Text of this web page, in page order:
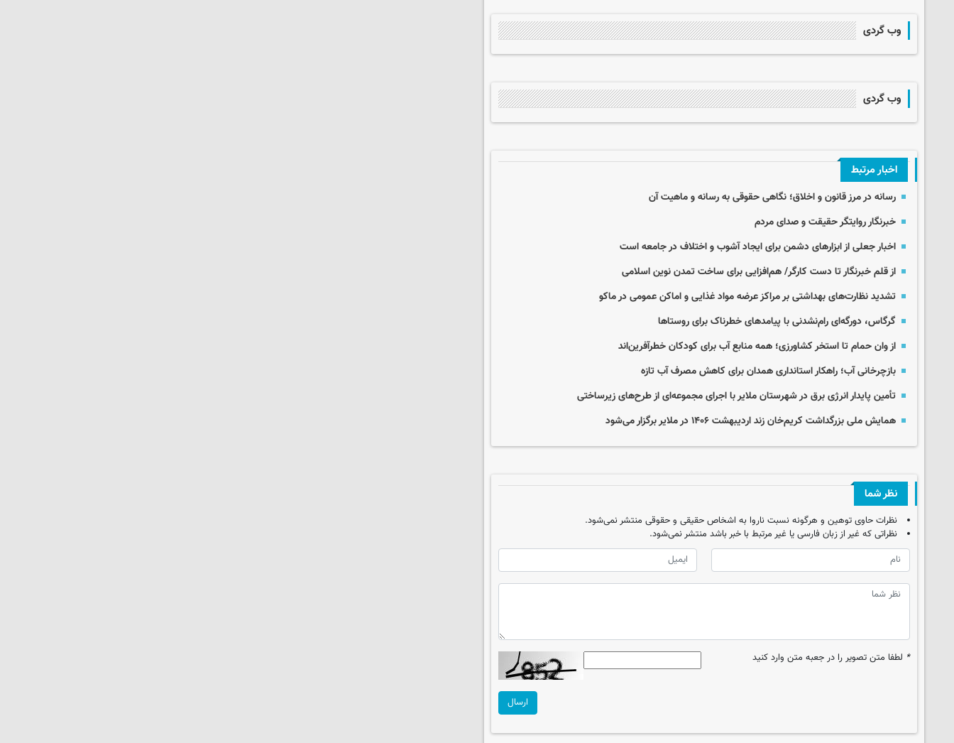
وب گردی
وب گردی
اخبار مرتبط
رسانه در مرز قانون و اخلاق؛ نگاهی حقوقی به رسانه و ماهیت آن
خبرنگار روایتگر حقیقت و صدای مردم
اخبار جعلی از ابزارهای دشمن برای ایجاد آشوب و اختلاف در جامعه است
از قلم خبرنگار تا دست کارگر/ هم‌افزایی برای ساخت تمدن نوین اسلامی
تشدید نظارت‌های بهداشتی بر مراکز عرضه مواد غذایی و اماکن عمومی در ماکو
گرگاس، دورگه‌ای رام‌نشدنی با پیامدهای خطرناک برای روستاها
از وان حمام تا استخر کشاورزی؛ همه منابع آب برای کودکان خطرآفرین‌اند
بازچرخانی آب؛ راهکار استانداری همدان برای کاهش مصرف آب تازه
تأمین پایدار انرژی برق در شهرستان ملایر با اجرای مجموعه‌ای از طرح‌های زیرساختی
همایش ملی بزرگداشت کریم‌خان زند اردیبهشت ۱۴۰۶ در ملایر برگزار می‌شود
نظر شما
نظرات حاوی توهین و هرگونه نسبت ناروا به اشخاص حقیقی و حقوقی منتشر نمی‌شود.
نظراتی که غیر از زبان فارسی یا غیر مرتبط با خبر باشد منتشر نمی‌شود.
* لطفا متن تصویر را در جعبه متن وارد کنید
ارسال